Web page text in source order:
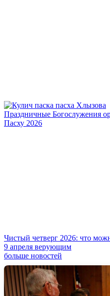
Праздничные Богослужения
Пасху 2026
Чистый четверг 2026: что
9 апреля верующим
больше новостей